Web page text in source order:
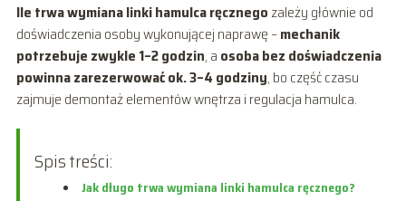
Ile trwa wymiana linki hamulca ręcznego zależy głównie od
doświadczenia osoby wykonującej naprawę –mechanik
potrzebuje zwykle 1–2 godzin, a osoba bez doświadczenia
powinna zarezerwować ok. 3–4 godziny, bo część czasu
zajmuje demontaż elementów wnętrza i regulacja hamulca.
Spis treści:
Jak długo trwa wymiana linki hamulca ręcznego?